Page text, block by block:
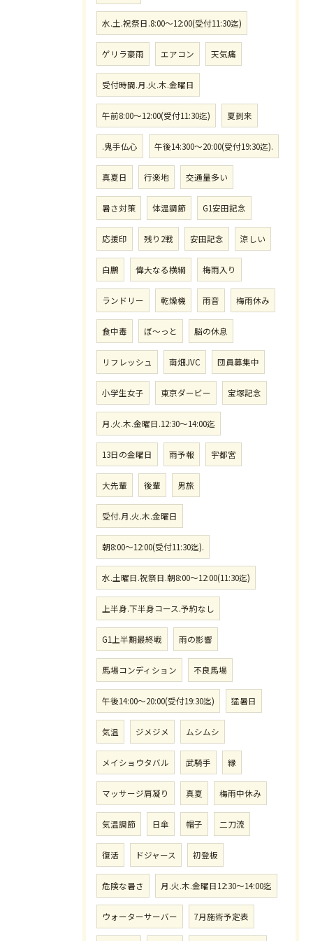
水.土.祝祭日.8:00〜12:00(受付11:30迄)
ゲリラ豪雨 エアコン 天気痛
受付時間.月.火.木.金曜日
午前8:00〜12:00(受付11:30迄) 夏到来
.鬼手仏心 午後14:300〜20:00(受付19:30迄).
真夏日 行楽地 交通量多い
暑さ対策 体温調節 G1安田記念
応援印 残り2戦 安田記念 涼しい
白鵬 偉大なる横綱 梅雨入り
ランドリー 乾燥機 雨音 梅雨休み
食中毒 ぼ〜っと 脳の休息
リフレッシュ 南畑JVC 団員募集中
小学生女子 東京ダービー 宝塚記念
月.火.木.金曜日.12:30〜14:00迄
13日の金曜日 雨予報 宇都宮
大先輩 後輩 男旅
受付.月.火.木.金曜日
朝8:00〜12:00(受付11:30迄).
水.土曜日.祝祭日.朝8:00〜12:00(11:30迄)
上半身.下半身コース.予約なし
G1上半期最終戦 雨の影響
馬場コンディション 不良馬場
午後14:00〜20:00(受付19:30迄) 猛暑日
気温 ジメジメ ムシムシ
メイショウタバル 武騎手 縁
マッサージ肩凝り 真夏 梅雨中休み
気温調節 日傘 帽子 二刀流
復活 ドジャース 初登板
危険な暑さ 月.火.木.金曜日12:30〜14:00迄
ウォーターサーバー 7月施術予定表